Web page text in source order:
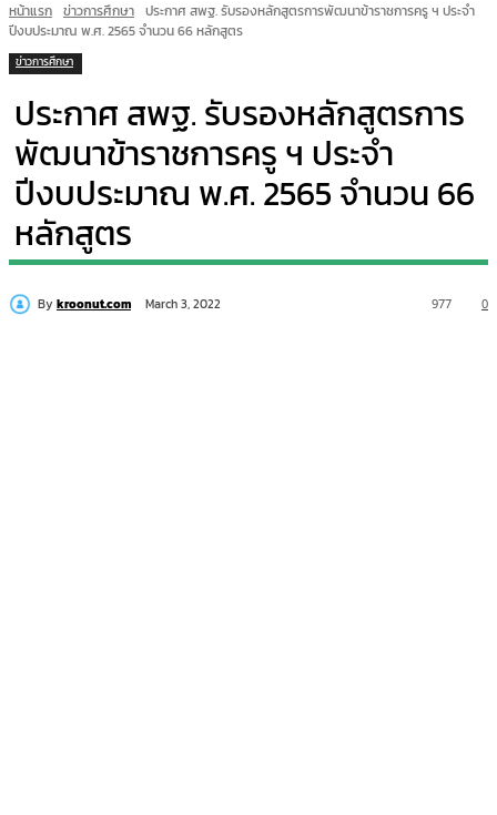
หน้าแรก ข่าวการศึกษา ประกาศ สพฐ. รับรองหลักสูตรการพัฒนาข้าราชการครู ฯ ประจำ
ปีงบประมาณ พ.ศ. 2565 จำนวน 66 หลักสูตร
ข่าวการศึกษา
ประกาศ สพฐ. รับรองหลักสูตรการ
พัฒนาข้าราชการครู ฯ ประจำ
ปีงบประมาณ พ.ศ. 2565 จำนวน 66
หลักสูตร
Bykroonut.com March 3, 2022 0
977